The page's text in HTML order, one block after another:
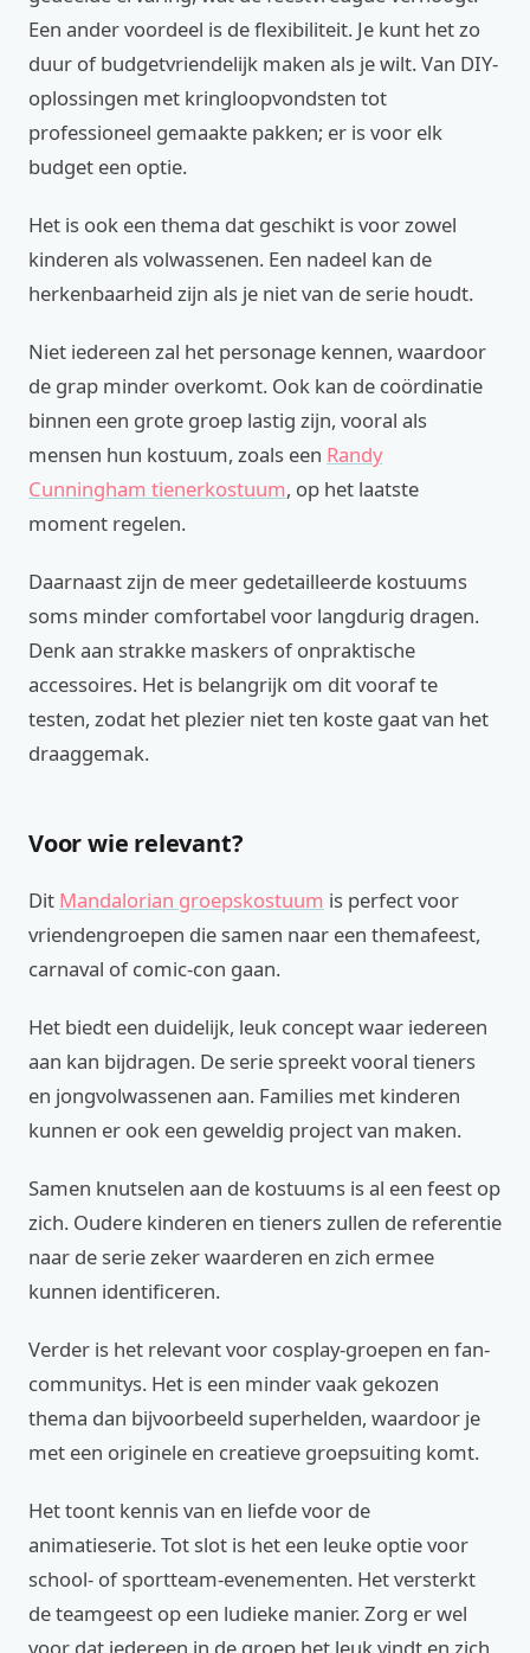
Een ander voordeel is de flexibiliteit. Je kunt het zo
duur of budgetvriendelijk maken als je wilt. Van DIY-
oplossingen met kringloopvondsten tot
professioneel gemaakte pakken; er is voor elk
budget een optie.
Het is ook een thema dat geschikt is voor zowel
kinderen als volwassenen. Een nadeel kan de
herkenbaarheid zijn als je niet van de serie houdt.
Niet iedereen zal het personage kennen, waardoor
de grap minder overkomt. Ook kan de coördinatie
binnen een grote groep lastig zijn, vooral als
mensen hun kostuum, zoals een Randy
Cunningham tienerkostuum, op het laatste
moment regelen.
Daarnaast zijn de meer gedetailleerde kostuums
soms minder comfortabel voor langdurig dragen.
Denk aan strakke maskers of onpraktische
accessoires. Het is belangrijk om dit vooraf te
testen, zodat het plezier niet ten koste gaat van het
draaggemak.
Voor wie relevant?
Dit Mandalorian groepskostuum is perfect voor
vriendengroepen die samen naar een themafeest,
carnaval of comic-con gaan.
Het biedt een duidelijk, leuk concept waar iedereen
aan kan bijdragen. De serie spreekt vooral tieners
en jongvolwassenen aan. Families met kinderen
kunnen er ook een geweldig project van maken.
Samen knutselen aan de kostuums is al een feest op
zich. Oudere kinderen en tieners zullen de referentie
naar de serie zeker waarderen en zich ermee
kunnen identificeren.
Verder is het relevant voor cosplay-groepen en fan-
communitys. Het is een minder vaak gekozen
thema dan bijvoorbeeld superhelden, waardoor je
met een originele en creatieve groepsuiting komt.
Het toont kennis van en liefde voor de
animatieserie. Tot slot is het een leuke optie voor
school- of sportteam-evenementen. Het versterkt
de teamgeest op een ludieke manier. Zorg er wel